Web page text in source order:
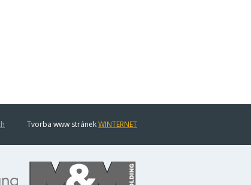
Tvorba www stránekWINTERNET